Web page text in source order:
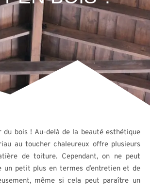
du bois ! Au-delà de la beauté esthétique
au toucher chaleureux offre plusieurs
de toiture. Cependant, on ne peut
un petit plus en termes d’entretien et de
même si cela peut paraître un